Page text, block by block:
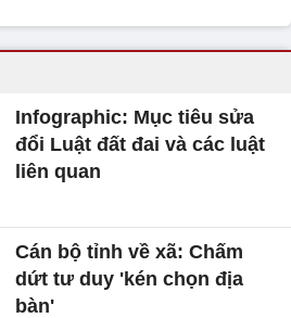
Infographic: Mục tiêu sửa
đổi Luật đất đai và các luật
liên quan
Cán bộ tỉnh về xã: Chấm
dứt tư duy 'kén chọn địa
bàn'